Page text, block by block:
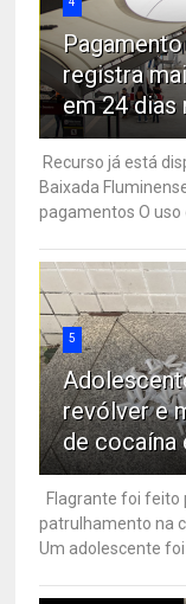
registra
em 24 dias
Recurso já está
Baixada
pagamentos O uso
5
revólver e
de cocaína
Flagrante foi feito
patrulhamento na
Um adolescente